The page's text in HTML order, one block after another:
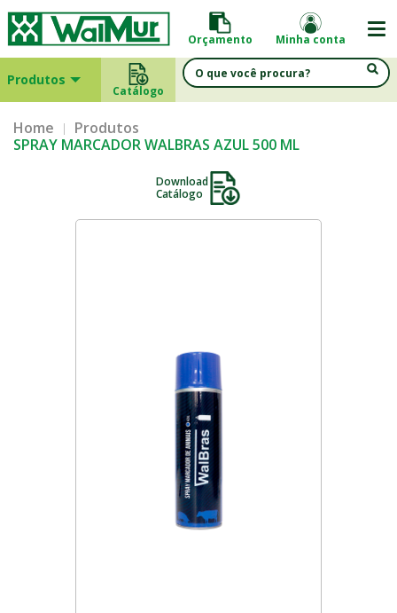
Orçamento Minha conta
Produtos
Catálogo
Home
Produtos
SPRAY MARCADOR WALBRAS AZUL 500 ML
Download
Catálogo